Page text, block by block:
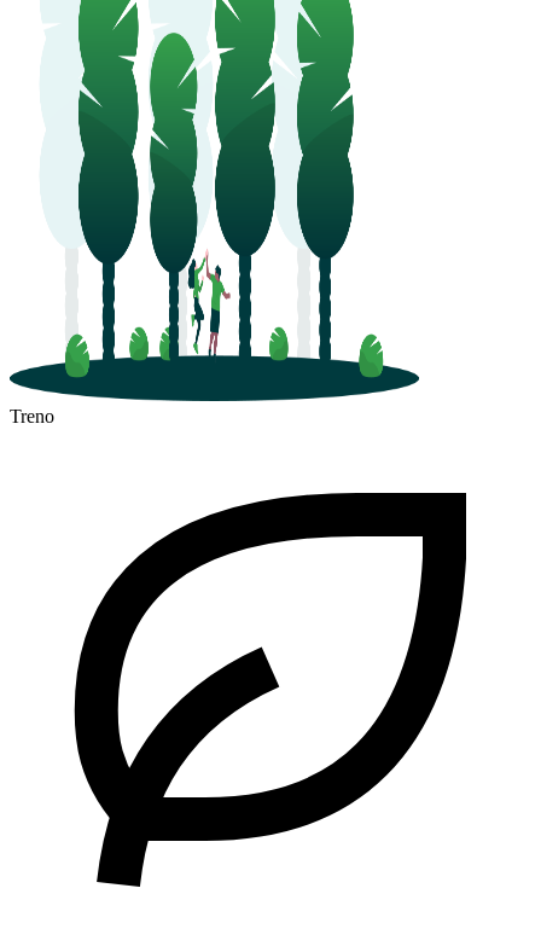
Civitanova Marche
Treno